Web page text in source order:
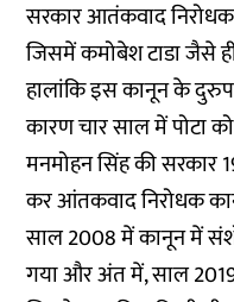
सरकार आतंकवाद
जिसमें कमोबेश टाडा जैसे
हालांकि इस कानून के
कारण चार साल में पोटा
मनमोहन सिंह की सरकार
कर आंतकवाद निरोधक
साल 2008 में कानून में
गया और अंत में, साल